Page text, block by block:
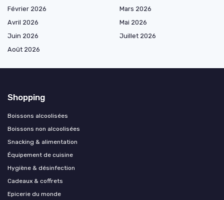
Février 2026
Mars 2026
Avril 2026
Mai 2026
Juin 2026
Juillet 2026
Août 2026
Shopping
Boissons alcoolisées
Boissons non alcoolisées
Snacking & alimentation
Équipement de cuisine
Hygiène & désinfection
Cadeaux & coffrets
Epicerie du monde